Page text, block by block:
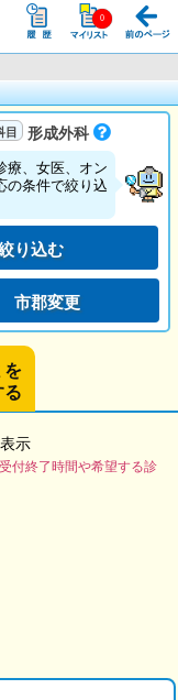
形成外科
療、女医、オン
の条件で絞り込
り込む
市郡変更
を
示
付終了時間や希望する診